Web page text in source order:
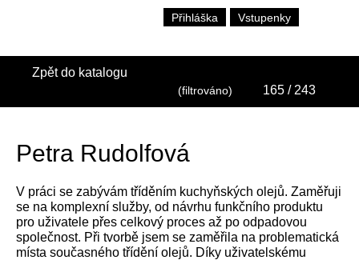
Přihláška Vstupenky
Zpět do katalogu
(filtrováno) 165 / 243
Petra Rudolfová
V práci se zabývám tříděním kuchyňských olejů. Zaměřuji
se na komplexní služby, od návrhu funkčního produktu
pro uživatele přes celkový proces až po odpadovou
společnost. Při tvorbě jsem se zaměřila na problematická
místa současného třídění olejů. Díky uživatelskému